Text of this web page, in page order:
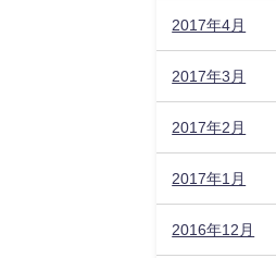
2017年4月
2017年3月
2017年2月
2017年1月
2016年12月